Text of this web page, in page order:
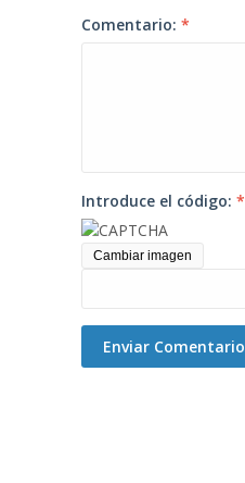
Comentario: *
Introduce el código: *
Cambiar imagen
Enviar Comentario